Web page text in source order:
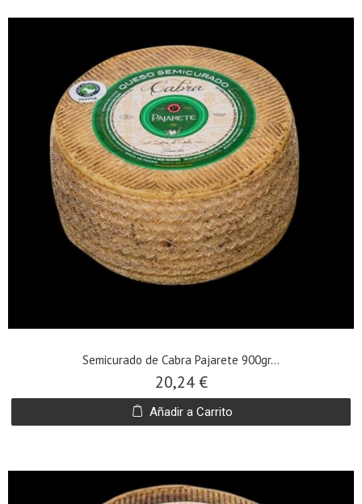
Semicurado de Cabra Pajarete 900gr...
20,24 €
Añadir a Carrito